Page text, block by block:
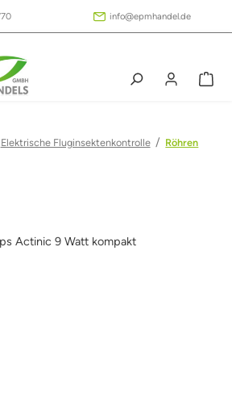
info@epmhandel.de
Elektrische Fluginsektenkontrolle / Röhren